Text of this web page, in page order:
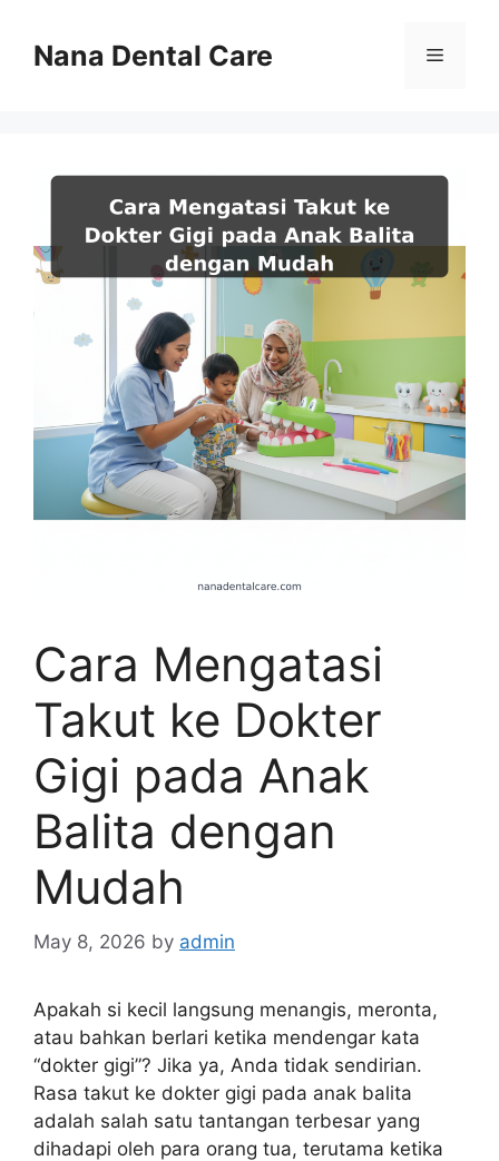
contentNana Dental Care Menu
Cara Mengatasi
Takut ke Dokter
Gigi pada Anak
Balita dengan
Mudah
May 8, 2026 by admin
Apakah si kecil langsung menangis, meronta,
atau bahkan berlari ketika mendengar kata
“dokter gigi”? Jika ya, Anda tidak sendirian.
Rasa takut ke dokter gigi pada anak balita
adalah salah satu tantangan terbesar yang
dihadapi oleh para orang tua, terutama ketika